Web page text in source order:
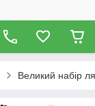
Великий набір